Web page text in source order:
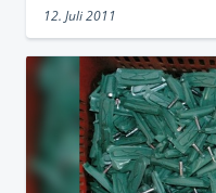
12. Juli 2011